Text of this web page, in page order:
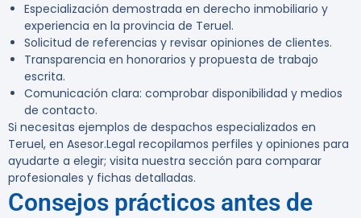
Especialización demostrada en derecho inmobiliario y
experiencia en la provincia de Teruel.
Solicitud de referencias y revisar opiniones de clientes.
Transparencia en honorarios y propuesta de trabajo
escrita.
Comunicación clara: comprobar disponibilidad y medios
de contacto.
Si necesitas ejemplos de despachos especializados en
Teruel, en Asesor.Legal recopilamos perfiles y opiniones para
ayudarte a elegir; visita nuestra sección para comparar
profesionales y fichas detalladas.
Consejos prácticos antes de